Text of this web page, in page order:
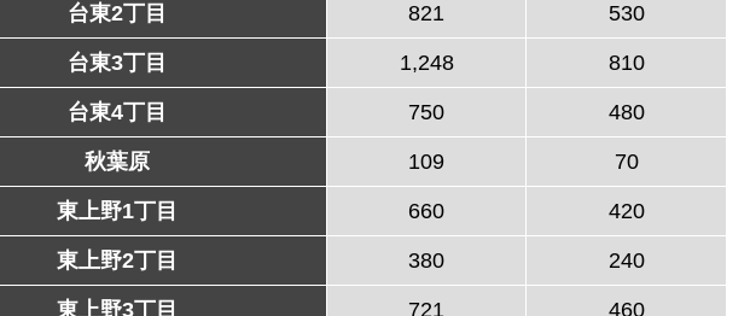
台東2丁目 821 530
台東3丁目 1,248 810
台東4丁目 750 480
秋葉原 109 70
東上野1丁目 660 420
東上野2丁目 380 240
東上野3丁目 721 460